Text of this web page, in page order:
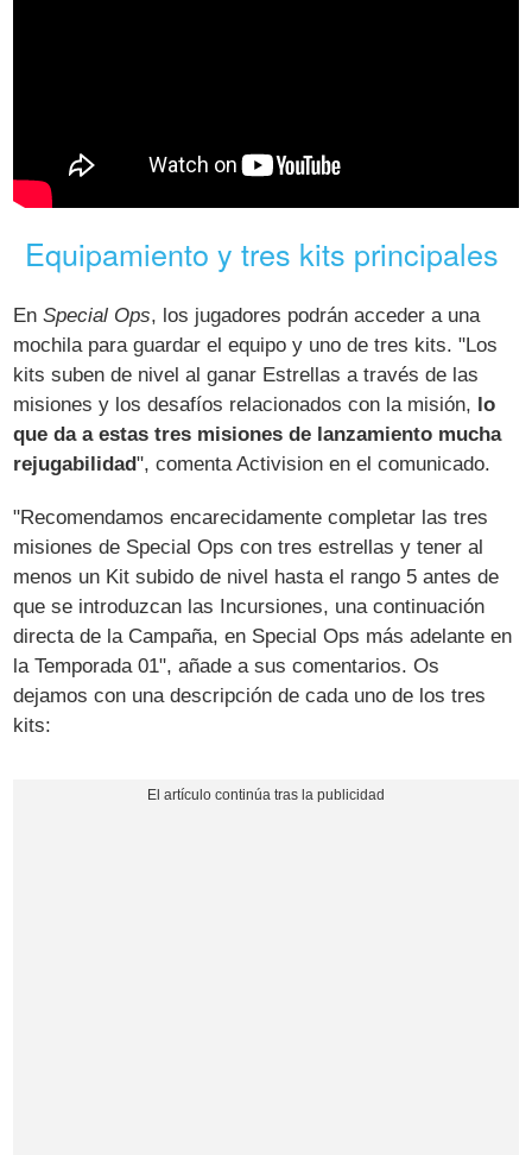
Equipamiento y tres kits principales
EnSpecial Ops, los jugadores podrán acceder a una
mochila para guardar el equipo y uno de tres kits. "Los
kits suben de nivel al ganar Estrellas a través de las
misiones y los desafíos relacionados con la misión, lo
que da a estas tres misiones de lanzamiento mucha
rejugabilidad", comenta Activision en el comunicado.
"Recomendamos encarecidamente completar las tres
misiones de Special Ops con tres estrellas y tener al
menos un Kit subido de nivel hasta el rango 5 antes de
que se introduzcan las Incursiones, una continuación
directa de la Campaña, en Special Ops más adelante en
la Temporada 01", añade a sus comentarios. Os
dejamos con una descripción de cada uno de los tres
kits: